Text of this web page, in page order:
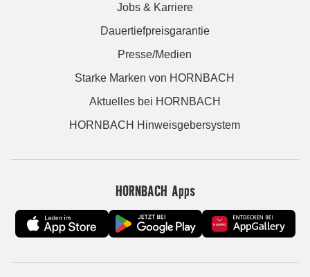
Jobs & Karriere
Dauertiefpreisgarantie
Presse/Medien
Starke Marken von HORNBACH
Aktuelles bei HORNBACH
HORNBACH Hinweisgebersystem
HORNBACH Apps